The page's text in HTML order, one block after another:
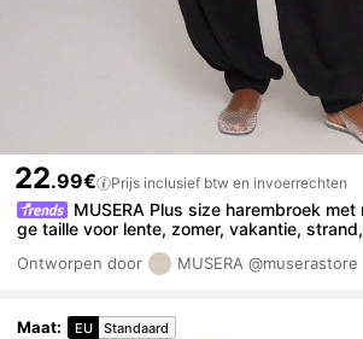
22.99€ Prijs inclusief btw en invoerrechten
MUSERA Plus size harembroek met
ge taille voor lente, zomer, vakantie,
Ontworpen door MUSERA @muserastore
Maat: EU Standaard